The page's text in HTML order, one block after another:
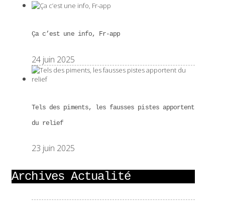
Ça c’est une info, Fr-app
24 juin 2025
Tels des piments, les fausses pistes apportent
du relief
23 juin 2025
Archives Actualité